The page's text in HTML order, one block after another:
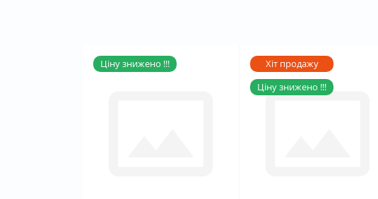
Ціну знижено !!!
Хіт продажу
Ціну знижено !!!